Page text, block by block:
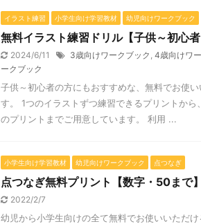
イラスト練習 小学生向け学習教材 幼児向けワークブック
無料イラスト練習ドリル【子供～初心者
2024/6/11 3歳向けワークブック 4歳向けワ
ークブック
子供～初心者の方にもおすすめな、無料でお使
す。 1つのイラストずつ練習できるプリントか
のプリントまでご用意しています。 利用 ...
小学生向け学習教材 幼児向けワークブック 点つなぎ
点つなぎ無料プリント【数字・50まで】
2022/2/7
幼児から小学生向けの全て無料でお使いいただ